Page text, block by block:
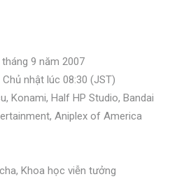
9 năm 2007
nhật lúc 08:30 (JST)
Konami, Half HP Studio, Bandai
Aniplex of America
Khoa học viễn tưởng